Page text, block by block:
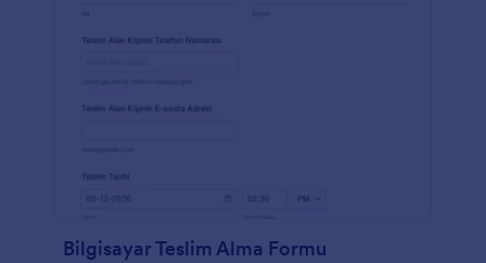
Bilgisayar Teslim Alma Formu